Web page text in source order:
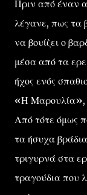
Πριν από έναν
λέγανε, πως τα
να βουίζει ο
μέσα από τα
ήχος ενός
«Η Μαρουλία»,
Από τότε όμως
τα ήσυχα
τριγυρνά στα
τραγούδια που